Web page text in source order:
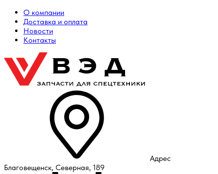
О компании
Доставка и оплата
Новости
Контакты
Адрес
Благовещенск, Северная, 189